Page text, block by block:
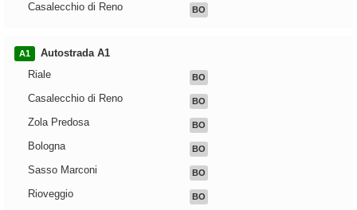
Casalecchio di Reno BO
A1
Autostrada A1
Riale
BO
Casalecchio di Reno BO
Zola Predosa BO
Bologna BO
Sasso Marconi BO
Rioveggio BO